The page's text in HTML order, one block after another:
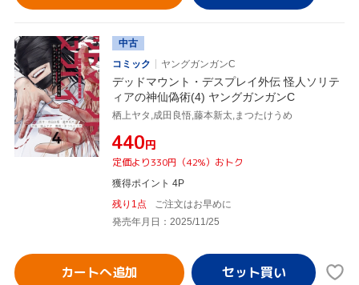
中古
コミック
ヤングガンガンC
デッドマウント・デスプレイ外伝 怪人ソリテ
ィアの神仙偽術(4) ヤングガンガンC
栖上ヤタ,成田良悟,藤本新太,まつたけうめ
¥440円
定価より330円（42%）おトク
獲得ポイント 4P
残り1点
ご注文はお早めに
発売年月日：2025/11/25
カートへ追加